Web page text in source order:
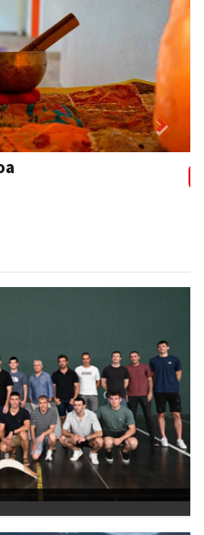
Next